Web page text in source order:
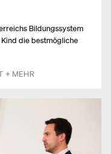
Bildungssystem
die bestmögliche
+ MEHR